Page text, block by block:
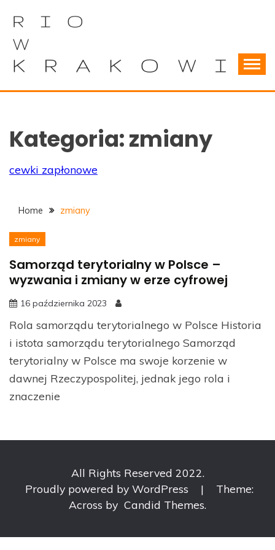
content
RIOWKRAKOWIE
Kategoria:zmiany
cewki zapłonowe
Home zmiany
zmiany
Samorząd terytorialny w Polsce –
wyzwania i zmiany w erze cyfrowej
16 października 2023
Rola samorządu terytorialnego w Polsce Historia
i istota samorządu terytorialnego Samorząd
terytorialny w Polsce ma swoje korzenie w
dawnej Rzeczypospolitej, jednak jego rola i
znaczenie
All Rights Reserved 2022.
Proudly powered by WordPress
|
Theme:
Across by Candid Themes.